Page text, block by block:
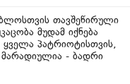
თავშეწირული
მუდამ იქნება
პატრიოტისთვის,
მარადიულია - ბადრი